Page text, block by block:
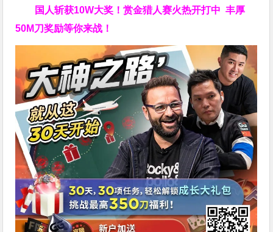
国人斩获10W大奖！赏金猎人赛火热开打中 丰厚
50M刀奖励等你来战！